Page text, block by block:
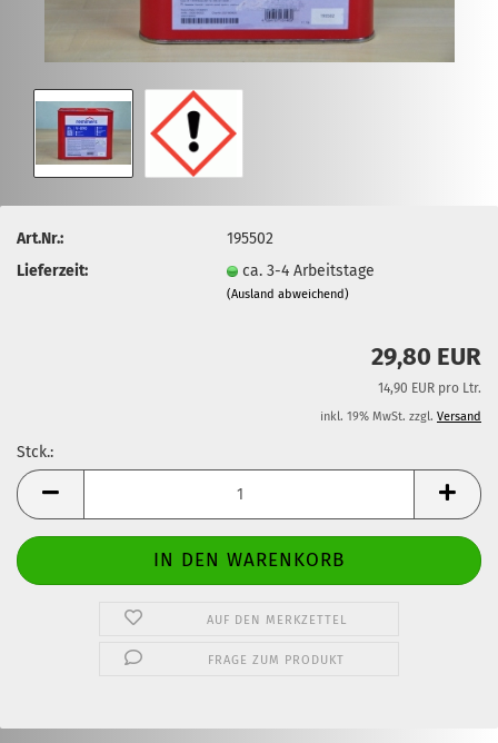
Art.Nr.:
195502
Lieferzeit:
ca. 3-4 Arbeitstage
(Ausland abweichend)
29,80 EUR
14,90 EUR pro Ltr.
inkl. 19% MwSt. zzgl. Versand
Stck.:
Stck.
AUF DEN MERKZETTEL
FRAGE ZUM PRODUKT